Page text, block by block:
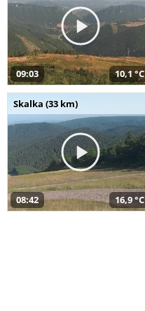
09:03 10,1 °C
Skalka (33 km)
08:42 16,9 °C